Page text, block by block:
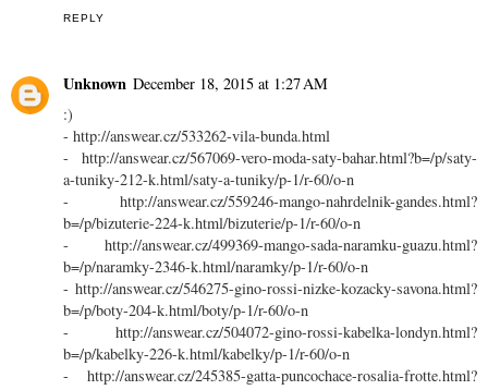
REPLY
Unknown December 18, 2015 at 1:27 AM
:)
- http://answear.cz/533262-vila-bunda.html
- http://answear.cz/567069-vero-moda-saty-bahar.html?b=/p/saty-
a-tuniky-212-k.html/saty-a-tuniky/p-1/r-60/o-n
- http://answear.cz/559246-mango-nahrdelnik-gandes.html?
b=/p/bizuterie-224-k.html/bizuterie/p-1/r-60/o-n
- http://answear.cz/499369-mango-sada-naramku-guazu.html?
b=/p/naramky-2346-k.html/naramky/p-1/r-60/o-n
- http://answear.cz/546275-gino-rossi-nizke-kozacky-savona.html?
b=/p/boty-204-k.html/boty/p-1/r-60/o-n
- http://answear.cz/504072-gino-rossi-kabelka-londyn.html?
b=/p/kabelky-226-k.html/kabelky/p-1/r-60/o-n
- http://answear.cz/245385-gatta-puncochace-rosalia-frotte.html?